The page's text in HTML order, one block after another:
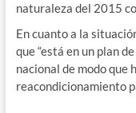
naturaleza del 2015
En cuanto a la
que “está en un plan
nacional de modo que
reacondicionamiento